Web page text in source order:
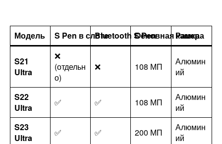
Модель S Pen в слотеBluetooth S PenОсновная камера
Рамка
S21
Ultra
❌
(отдельн
о)
❌ 108 МП
Алюмин
ий
S22
Ultra
✅ ✅ 108 МП
Алюмин
ий
S23
Ultra
✅ ✅ 200 МП
Алюмин
ий